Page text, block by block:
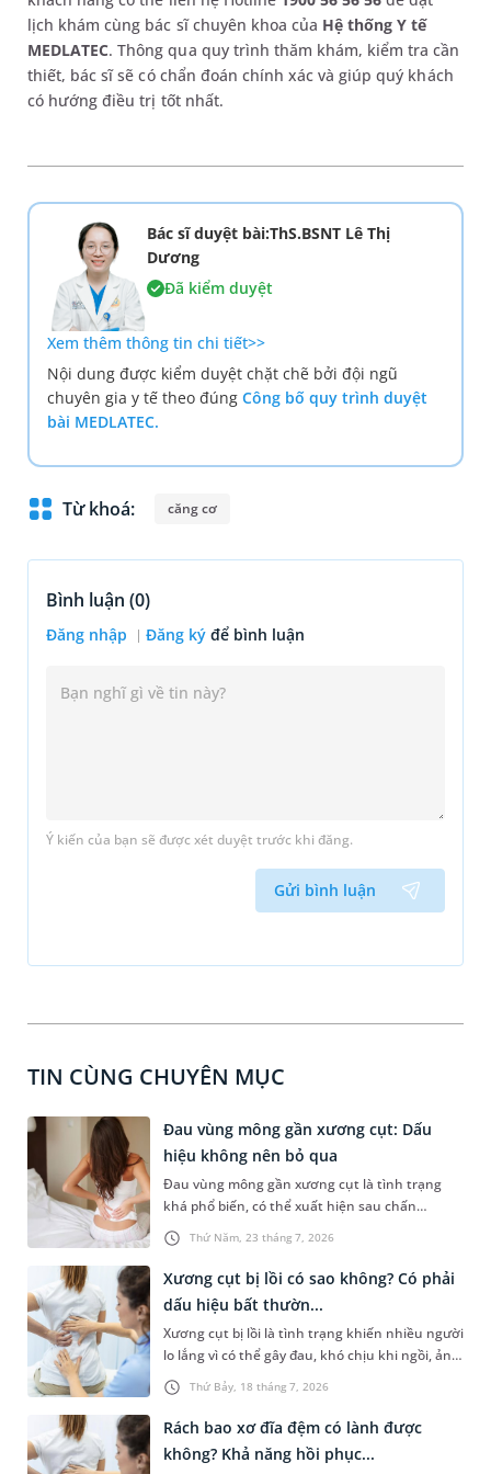
lịch khám cùng bác sĩ chuyên khoa của Hệ thống Y tế
MEDLATEC. Thông qua quy trình thăm khám, kiểm tra cần
thiết, bác sĩ sẽ có chẩn đoán chính xác và giúp quý khách
có hướng điều trị tốt nhất.
Bác sĩ duyệt bài:ThS.BSNT Lê Thị
Dương
Đã kiểm duyệt
Xem thêm thông tin chi tiết>>
Nội dung được kiểm duyệt chặt chẽ bởi đội ngũ
chuyên gia y tế theo đúng Công bố quy trình duyệt
bài MEDLATEC.
Từ khoá: căng cơ
Bình luận (0)
Đăng nhập Đăng ký để bình luận
Ý kiến của bạn sẽ được xét duyệt trước khi đăng.
Gửi bình luận
TIN CÙNG CHUYÊN MỤC
Thứ Năm, 23 tháng 7, 2026
Đau vùng mông gần xương cụt: Dấu
hiệu không nên bỏ qua
Đau vùng mông gần xương cụt là tình trạng
khá phổ biến, có thể xuất hiện sau chấn
thương, ngồi lâu hoặc liên quan đến các bệnh
lý cơ xương khớp và thần kinh. Cơn đau không
chỉ gây khó chịu khi vận động khi ngồi hoặc
đứng lên mà còn ảnh hưởng đáng kể đến sinh
hoạt hàng ngày. Việc xác định đúng nguyên
nhân đóng vai trò quan trọng trong quá trình
điều trị, giúp kiểm soát triệu chứng và ngăn
ngừa các biến chứng không mong muốn.
Thứ Bảy, 18 tháng 7, 2026
Xương cụt bị lồi có sao không? Có phải
dấu hiệu bất thườn...
Xương cụt bị lồi là tình trạng khiến nhiều người
lo lắng vì có thể gây đau, khó chịu khi ngồi, ảnh
hưởng đến sinh hoạt hàng ngày. Trên thực tế,
sự thay đổi hình thái này có thể xuất phát từ
đặc điểm giải phẫu tự nhiên, chấn thương hoặc
một số bệnh lý liên quan đến cột sống và mô
mềm vùng cùng cụt. Vậy xương cụt bị lồi có sao
Rách bao xơ đĩa đệm có lành được
không? Khả năng hồi phục...